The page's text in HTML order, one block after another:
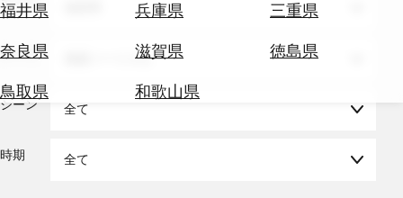
福井県
兵庫県
三重県
奈良県
滋賀県
徳島県
鳥取県
和歌山県
券
テ
を
テーマ 酒蔵ツーリズム
シーン 全て
時期 全て